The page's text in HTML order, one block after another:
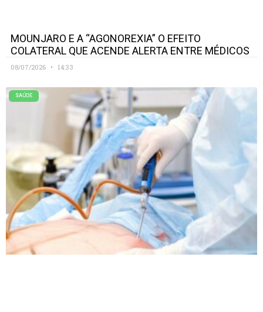
MOUNJARO E A “AGONOREXIA” O EFEITO
COLATERAL QUE ACENDE ALERTA ENTRE MÉDICOS
08/07/2026 14:33
SAÚDE